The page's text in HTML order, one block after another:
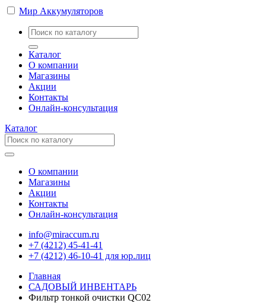
Мир Аккумуляторов
Каталог
О компании
Магазины
Акции
Контакты
Онлайн-консультация
Каталог
О компании
Магазины
Акции
Контакты
Онлайн-консультация
info@miraccum.ru
+7 (4212) 45-41-41
+7 (4212) 46-10-41 для юр.лиц
Главная
САДОВЫЙ ИНВЕНТАРЬ
Фильтр тонкой очистки QC02